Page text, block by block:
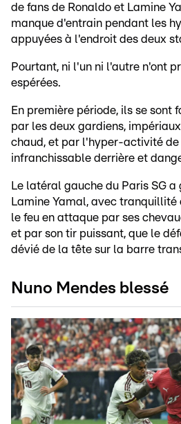
de fans de Ronaldo et Lamine
manque d'entrain pendant les
appuyées à l'endroit des deux
Pourtant, ni l'un ni l'autre n'ont
espérées.
En première période, ils se sont
par les deux gardiens,
chaud, et par l'hyper-activité de
infranchissable derrière et
Le latéral gauche du Paris SG
Lamine Yamal, avec
le feu en attaque par ses
et par son tir puissant, que le
dévié de la tête sur la barre
Nuno Mendes blessé